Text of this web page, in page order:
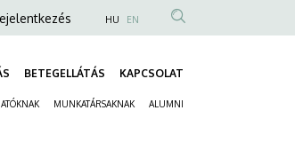
HU EN
BETEGELLÁTÁS KAPCSOLAT
MUNKATÁRSAKNAK ALUMNI